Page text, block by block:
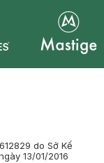
do Sở Kế
13/01/2016